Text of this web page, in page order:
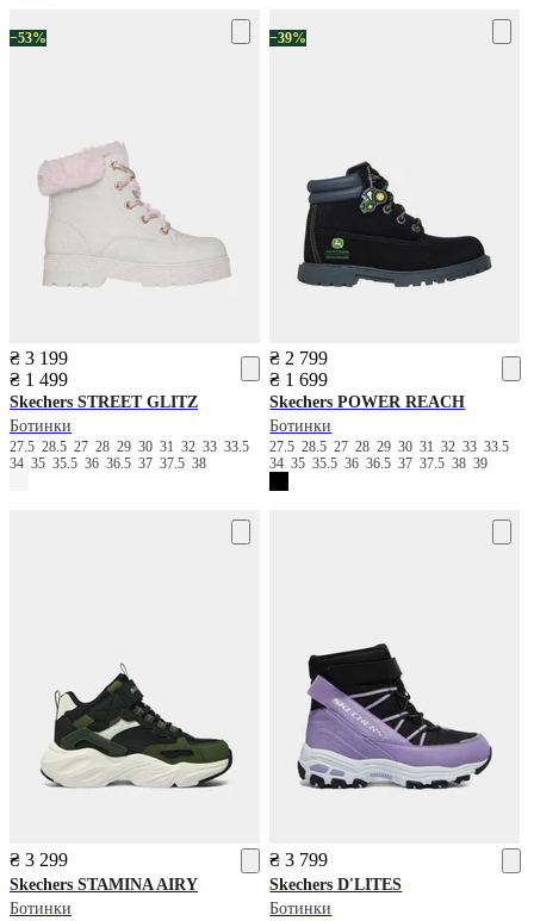
−53%
₴ 3 199
₴ 1 499
Skechers STREET GLITZ
Ботинки
27.5 28.5 27 28 29 30 31 32 33 33.5
34 35 35.5 36 36.5 37 37.5 38
−39%
₴ 2 799
₴ 1 699
Skechers POWER REACH
Ботинки
27.528.52728293031323333.5
343535.53636.53737.53839
₴ 3 299
Skechers STAMINA AIRY
Ботинки
₴ 3 799
Skechers D'LITES
Ботинки